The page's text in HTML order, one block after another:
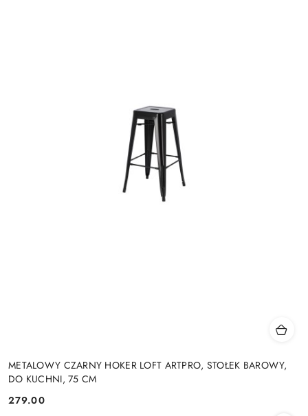
METALOWY CZARNY HOKER LOFT ARTPRO, STOŁEK BAROWY,
DO KUCHNI, 75 CM
Cena:
279.00